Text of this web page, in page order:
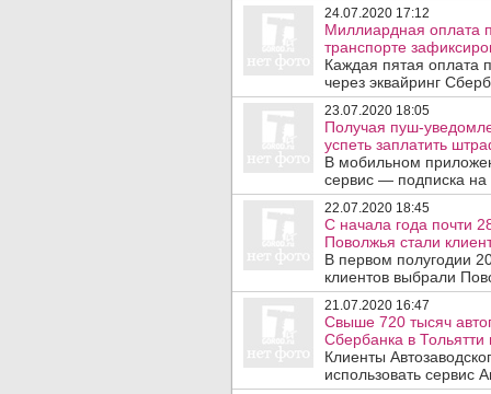
24.07.2020 17:12
Миллиардная оплата
транспорте
Каждая пятая оплата
через эквайринг
23.07.2020 18:05
Получая пуш-
успеть заплатить
В мобильном
сервис — подписка
22.07.2020 18:45
С начала года почти
Поволжья стали
В первом полугодии
клиентов выбрали
21.07.2020 16:47
Свыше 720 тысяч
Сбербанка в
Клиенты
использовать сервис